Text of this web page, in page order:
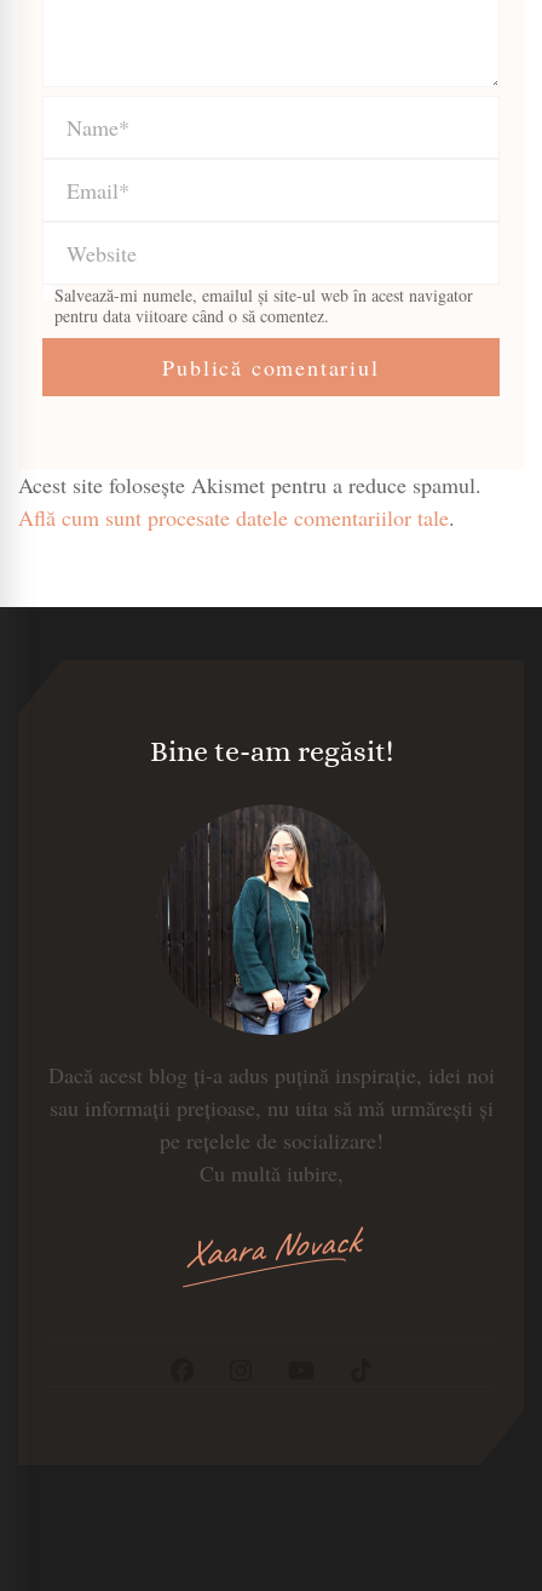
Salvează-mi numele, emailul și site-ul web în acest navigator
pentru data viitoare când o să comentez.
Acest site folosește Akismet pentru a reduce spamul.
Află cum sunt procesate datele comentariilor tale.
Bine te-am regăsit!
Dacă acest blog ți-a adus puțină inspirație, idei noi
sau informații prețioase, nu uita să mă urmărești și
pe rețelele de socializare!
Cu multă iubire,
Xaara Novack